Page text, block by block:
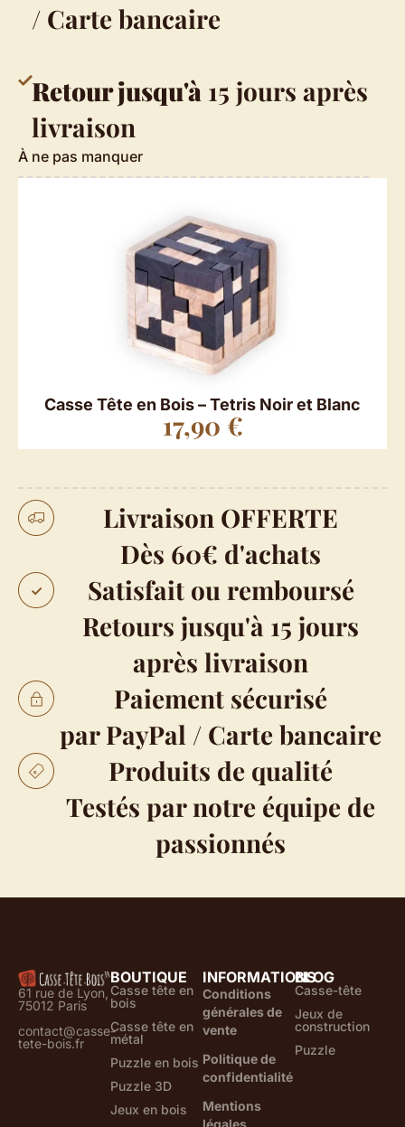
/ Carte bancaire
Retour jusqu'à 15 jours après
livraison
À ne pas manquer
Casse Tête en Bois – Tetris Noir et Blanc
17,90 €
Livraison OFFERTE
Dès 60€ d'achats
Satisfait ou remboursé
Retours jusqu'à 15 jours
après livraison
Paiement sécurisé
par PayPal / Carte bancaire
Produits de qualité
Testés par notre équipe de
passionnés
61 rue de Lyon,
75012 Paris
contact@casse-
tete-bois.fr
BOUTIQUE
Casse tête en
bois
Casse tête en
métal
Puzzle en bois
Puzzle 3D
Jeux en bois
INFORMATIONS
Conditions
générales de
vente
Politique de
confidentialité
Mentions
légales
BLOG
Casse-tête
Jeux de
construction
Puzzle